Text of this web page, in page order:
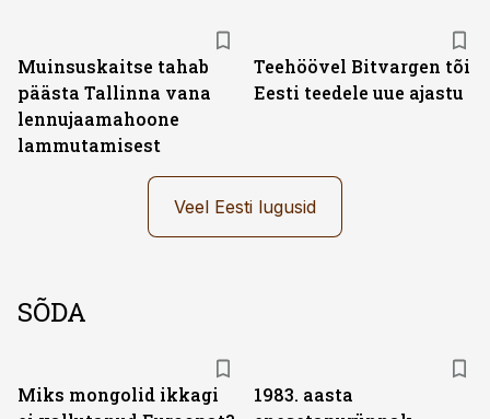
Muinsuskaitse tahab
päästa Tallinna vana
lennujaamahoone
lammutamisest
Teehöövel Bitvargen tõi
Eesti teedele uue ajastu
Veel Eesti lugusid
SÕDA
Miks mongolid ikkagi
1983. aasta